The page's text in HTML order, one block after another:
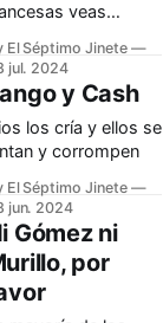
veas
El Séptimo Jinete
jul. 2024
y Cash
los cría y ellos se
y corrompen
El Séptimo Jinete
jun. 2024
Gómez ni
por